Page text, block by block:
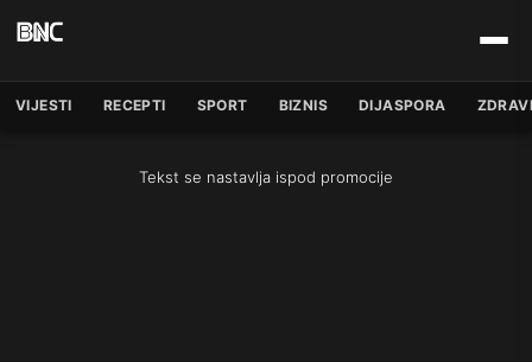
VIJESTI RECEPTI SPORT BIZNIS DIJASPORA
Tekst se nastavlja ispod promocije